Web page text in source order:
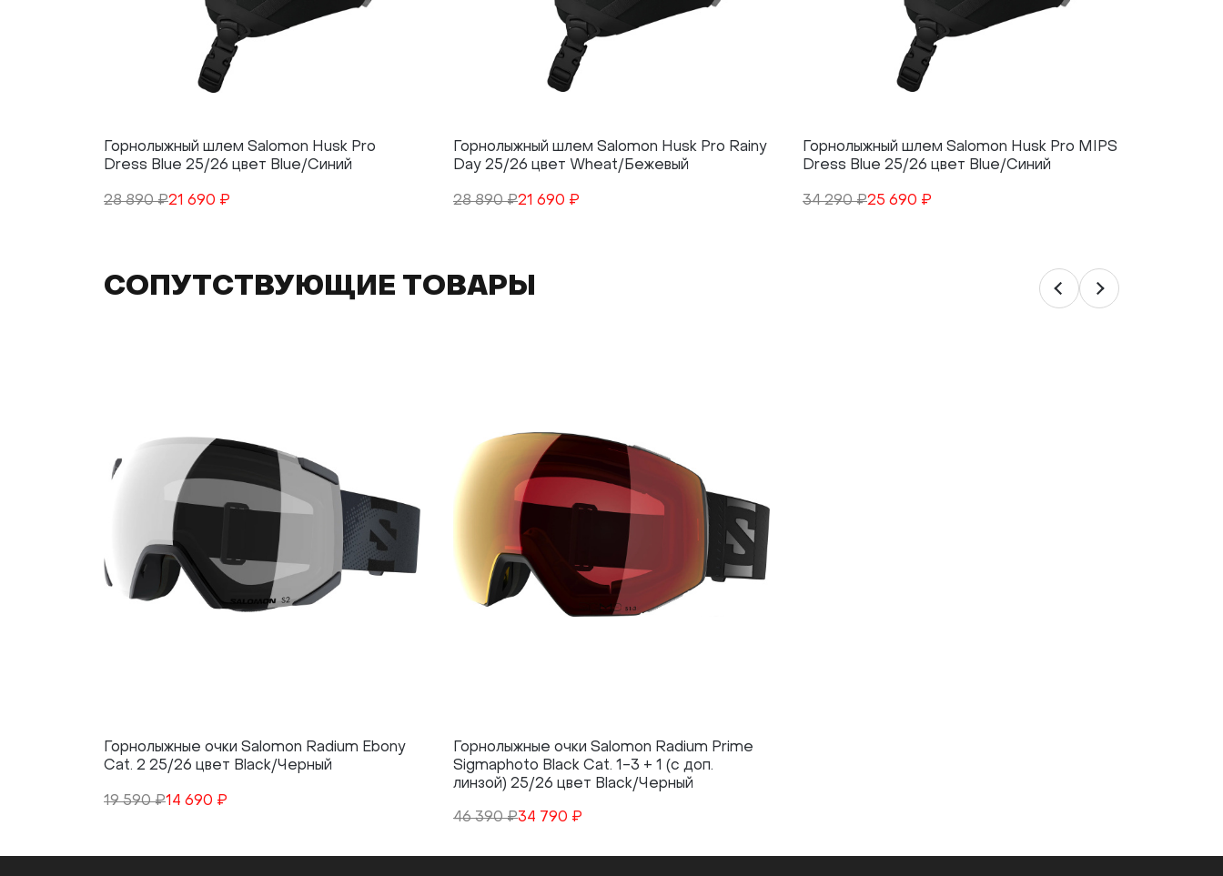
Горнолыжный шлем Salomon Husk Pro
Dress Blue 25/26 цвет Blue/Синий
28 890 ₽21 690 ₽
Горнолыжный шлем Salomon Husk Pro Rainy
Day 25/26 цвет Wheat/Бежевый
28 890 ₽21 690 ₽
Горнолыжный шлем Salomon Husk Pro MIPS
Dress Blue 25/26 цвет Blue/Синий
34 290 ₽25 690 ₽
СОПУТСТВУЮЩИЕ ТОВАРЫ
Горнолыжные очки Salomon Radium Ebony
Cat. 2 25/26 цвет Black/Черный
19 590 ₽14 690 ₽
Горнолыжные очки Salomon Radium Prime
Sigmaphoto Black Cat. 1-3 + 1 (с доп.
линзой) 25/26 цвет Black/Черный
46 390 ₽34 790 ₽